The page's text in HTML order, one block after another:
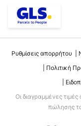
Ρυθμίσεις απορρήτου
Πολιτική
Οι διαγραμμένες
πώλησης